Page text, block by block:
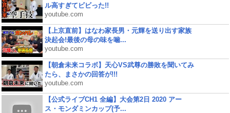
ル高すぎてビビった!!
youtube.com
【上京直前】はなわ家長男・元輝を送り出す家族
決起会!最後の母の味を噛...
youtube.com
【朝倉未来コラボ】天心VS武尊の勝敗を聞いてみ
たら、まさかの回答が!!!
youtube.com
【公式ライブCH1 全編】大会第2日 2020 アー
ス・モンダミンカップ(予...